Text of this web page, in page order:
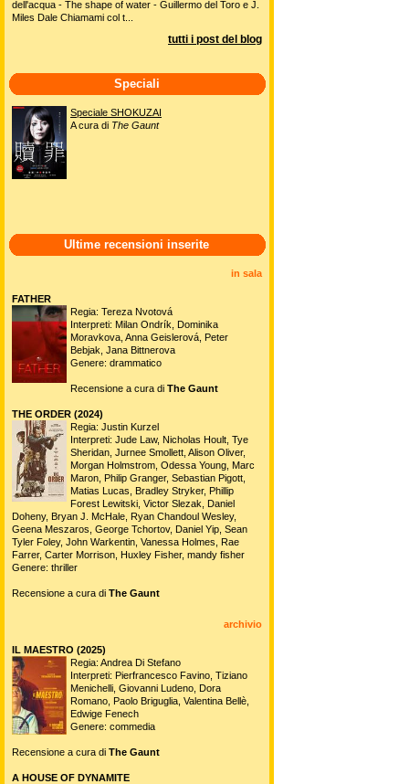
dell'acqua - The shape of water - Guillermo del Toro e J.
Miles Dale Chiamami col t...
tutti i post del blog
Speciali
Speciale SHOKUZAI
A cura di The Gaunt
Ultime recensioni inserite
in sala
FATHER
Regia: Tereza Nvotová
Interpreti: Milan Ondrík, Dominika
Moravkova, Anna Geislerová, Peter
Bebjak, Jana Bittnerova
Genere: drammatico
Recensione a cura di The Gaunt
THE ORDER (2024)
Regia: Justin Kurzel
Interpreti: Jude Law, Nicholas Hoult, Tye
Sheridan, Jurnee Smollett, Alison Oliver,
Morgan Holmstrom, Odessa Young, Marc
Maron, Philip Granger, Sebastian Pigott,
Matias Lucas, Bradley Stryker, Phillip
Forest Lewitski, Victor Slezak, Daniel
Doheny, Bryan J. McHale, Ryan Chandoul Wesley,
Geena Meszaros, George Tchortov, Daniel Yip, Sean
Tyler Foley, John Warkentin, Vanessa Holmes, Rae
Farrer, Carter Morrison, Huxley Fisher, mandy fisher
Genere: thriller
Recensione a cura di The Gaunt
archivio
IL MAESTRO (2025)
Regia: Andrea Di Stefano
Interpreti: Pierfrancesco Favino, Tiziano
Menichelli, Giovanni Ludeno, Dora
Romano, Paolo Briguglia, Valentina Bellè,
Edwige Fenech
Genere: commedia
Recensione a cura di The Gaunt
A HOUSE OF DYNAMITE